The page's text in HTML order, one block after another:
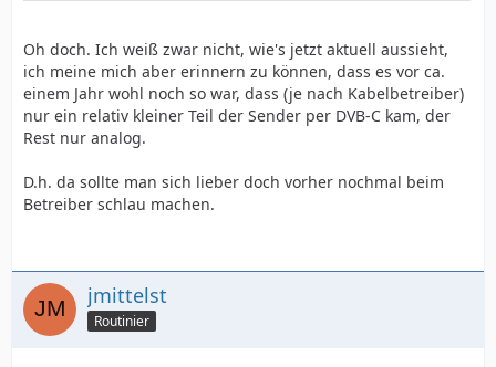
Oh doch. Ich weiß zwar nicht, wie's jetzt aktuell aussieht,
ich meine mich aber erinnern zu können, dass es vor ca.
einem Jahr wohl noch so war, dass (je nach Kabelbetreiber)
nur ein relativ kleiner Teil der Sender per DVB-C kam, der
Rest nur analog.
D.h. da sollte man sich lieber doch vorher nochmal beim
Betreiber schlau machen.
jmittelst
Routinier